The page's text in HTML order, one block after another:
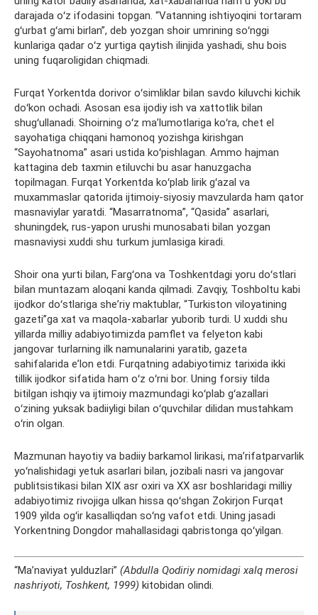
darajada oʻz ifodasini topgan. “Vatanning ishtiyoqini tortaram
gʻurbat gʻami birlan”, deb yozgan shoir umrining soʻnggi
kunlariga qadar oʻz yurtiga qaytish ilinjida yashadi, shu bois
uning fuqaroligidan chiqmadi.
Furqat Yorkentda dorivor oʻsimliklar bilan savdo kiluvchi kichik
doʻkon ochadi. Asosan esa ijodiy ish va xattotlik bilan
shugʻullanadi. Shoirning oʻz maʼlumotlariga koʻra, chet el
sayohatiga chiqqani hamonoq yozishga kirishgan
“Sayohatnoma” asari ustida koʻpishlagan. Ammo hajman
kattagina deb taxmin etiluvchi bu asar hanuzgacha
topilmagan. Furqat Yorkentda koʻplab lirik gʻazal va
muxammaslar qatorida ijtimoiy-siyosiy mavzularda ham qator
masnaviylar yaratdi. “Masarratnoma”, “Qasida” asarlari,
shuningdek, rus-yapon urushi munosabati bilan yozgan
masnaviysi xuddi shu turkum jumlasiga kiradi.
Shoir ona yurti bilan, Fargʻona va Toshkentdagi yoru doʻstlari
bilan muntazam aloqani kanda qilmadi. Zavqiy, Toshboltu kabi
ijodkor doʻstlariga sheʼriy maktublar, “Turkiston viloyatining
gazeti”ga xat va maqola-xabarlar yuborib turdi. U xuddi shu
yillarda milliy adabiyotimizda pamflet va felyeton kabi
jangovar turlarning ilk namunalarini yaratib, gazeta
sahifalarida eʼlon etdi. Furqatning adabiyotimiz tarixida ikki
tillik ijodkor sifatida ham oʻz oʻrni bor. Uning forsiy tilda
bitilgan ishqiy va ijtimoiy mazmundagi koʻplab gʻazallari
oʻzining yuksak badiiyligi bilan oʻquvchilar dilidan mustahkam
oʻrin olgan.
Mazmunan hayotiy va badiiy barkamol lirikasi, maʼrifatparvarlik
yoʻnalishidagi yetuk asarlari bilan, jozibali nasri va jangovar
publitsistikasi bilan XIX asr oxiri va XX asr boshlaridagi milliy
adabiyotimiz rivojiga ulkan hissa qoʻshgan Zokirjon Furqat
1909 yilda ogʻir kasalliqdan soʻng vafot etdi. Uning jasadi
Yorkentning Dongdor mahallasidagi qabristonga qoʻyilgan.
“Maʼnaviyat yulduzlari” (Abdulla Qodiriy nomidagi xalq merosi
nashriyoti, Toshkent, 1999) kitobidan olindi.